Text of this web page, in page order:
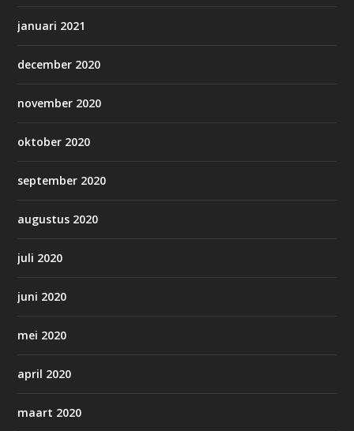
januari 2021
december 2020
november 2020
oktober 2020
september 2020
augustus 2020
juli 2020
juni 2020
mei 2020
april 2020
maart 2020